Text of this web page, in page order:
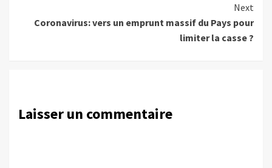
Next
Coronavirus: vers un emprunt massif du Pays pour
limiter la casse ?
Laisser un commentaire